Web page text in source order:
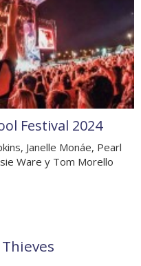
Festival 2024
Janelle Monáe, Pearl
Ware y Tom Morello